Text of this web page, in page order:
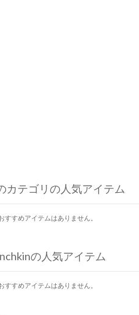
カテゴリの人気アイテム
すすめアイテムはありません。
の人気アイテム
すすめアイテムはありません。